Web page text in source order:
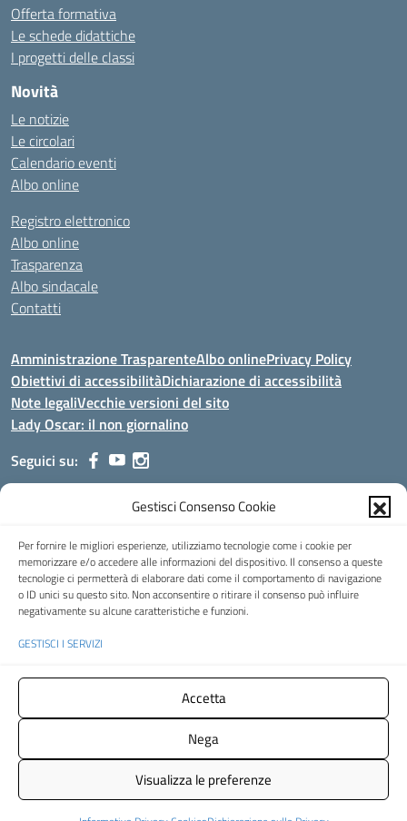
Gestisci Consenso Cookie
Per fornire le migliori esperienze, utilizziamo tecnologie come i cookie per
memorizzare e/o accedere alle informazioni del dispositivo. Il consenso a queste
tecnologie ci permetterà di elaborare dati come il comportamento di navigazione
o ID unici su questo sito. Non acconsentire o ritirare il consenso può influire
negativamente su alcune caratteristiche e funzioni.
GESTISCI I SERVIZI
Accetta
Nega
Visualizza le preferenze
Offerta formativa
Le schede didattiche
I progetti delle classi
Novità
Le notizie
Le circolari
Calendario eventi
Albo online
Registro elettronico
Albo online
Trasparenza
Albo sindacale
Contatti
Amministrazione TrasparenteAlbo onlinePrivacy Policy
Obiettivi di accessibilitàDichiarazione di accessibilità
Note legaliVecchie versioni del sito
Lady Oscar: il non giornalino
Seguici su:
Viale Aldo Moro, 51 - 24021 Albino (Bg)
Posta elettronica certificata (PEC):bgis00900b@pec.istruzione.it
Codice fiscale: 95002390169
Codice meccanografico:BGIS00900B
Codice unico di fatturazione (CUF): UFMHLX
Spazio web concesso in uso gratuito daWeb3king, via Pertini 8 ALBINO
Concept & Design by Designers Italia
- Versione del tema: